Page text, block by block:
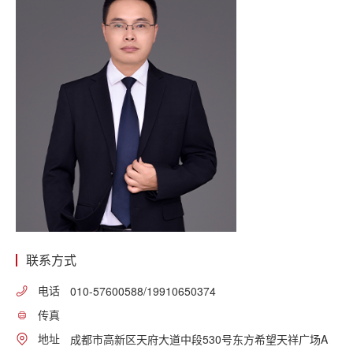
联系方式
电话
010-57600588/19910650374
传真
地址
成都市高新区天府大道中段530号东方希望天祥广场A